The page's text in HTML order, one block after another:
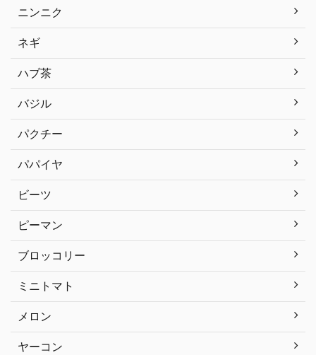
ニンニク
ネギ
ハブ茶
バジル
パクチー
パパイヤ
ビーツ
ピーマン
ブロッコリー
ミニトマト
メロン
ヤーコン